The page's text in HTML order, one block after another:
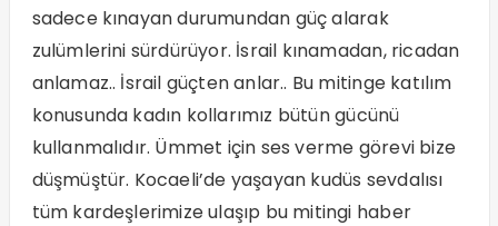
sadece kınayan durumundan güç alarak
zulümlerini sürdürüyor. İsrail kınamadan, ricadan
anlamaz.. İsrail güçten anlar.. Bu mitinge katılım
konusunda kadın kollarımız bütün gücünü
kullanmalıdır. Ümmet için ses verme görevi bize
düşmüştür. Kocaeli’de yaşayan kudüs sevdalısı
tüm kardeşlerimize ulaşıp bu mitingi haber